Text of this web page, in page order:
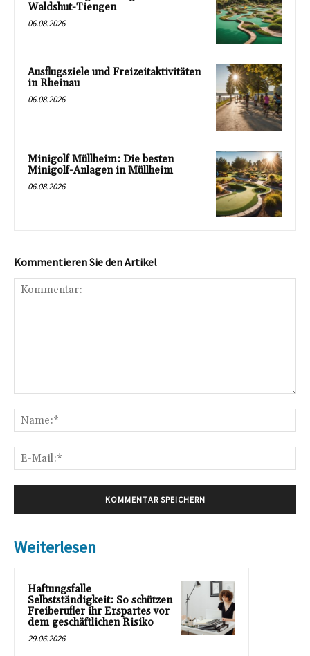
Waldshut-Tiengen
06.08.2026
Ausflugsziele und Freizeitaktivitäten
in Rheinau
06.08.2026
Minigolf Müllheim: Die besten
Minigolf-Anlagen in Müllheim
06.08.2026
Kommentieren Sie den Artikel
Weiterlesen
Haftungsfalle
Selbstständigkeit: So schützen
Freiberufler ihr Erspartes vor
dem geschäftlichen Risiko
29.06.2026